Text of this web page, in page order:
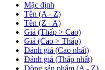
Mặc định
Tên (A - Z)
Tên (Z - A)
Giá (Thấp > Cao)
Giá (Cao > Thấp)
Đánh giá (Cao nhất)
Đánh giá (Thấp nhất)